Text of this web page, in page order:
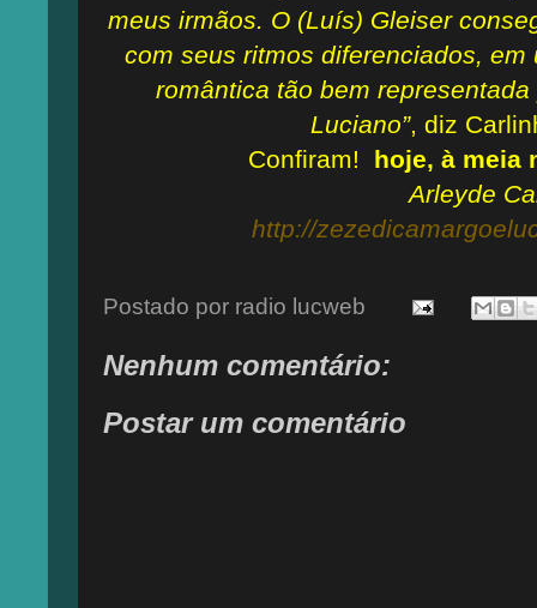
meus irmãos. O (Luís) Gleiser
com seus ritmos diferenciados,
romântica tão bem
Luciano”, diz
Confiram! hoje, à meia
Arleyde
http://
Postado por radio lucweb
Nenhum comentário:
Postar um comentário